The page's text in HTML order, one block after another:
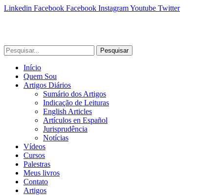
Linkedin Facebook Facebook InstagramYoutube Twitter
Pesquisar
Início
Quem Sou
Artigos Diários
Sumário dos Artigos
Indicação de Leituras
English Articles
Artículos en Español
Jurisprudência
Notícias
Vídeos
Cursos
Palestras
Meus livros
Contato
Artigos